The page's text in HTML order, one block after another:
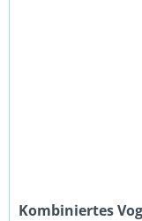
Kombiniertes